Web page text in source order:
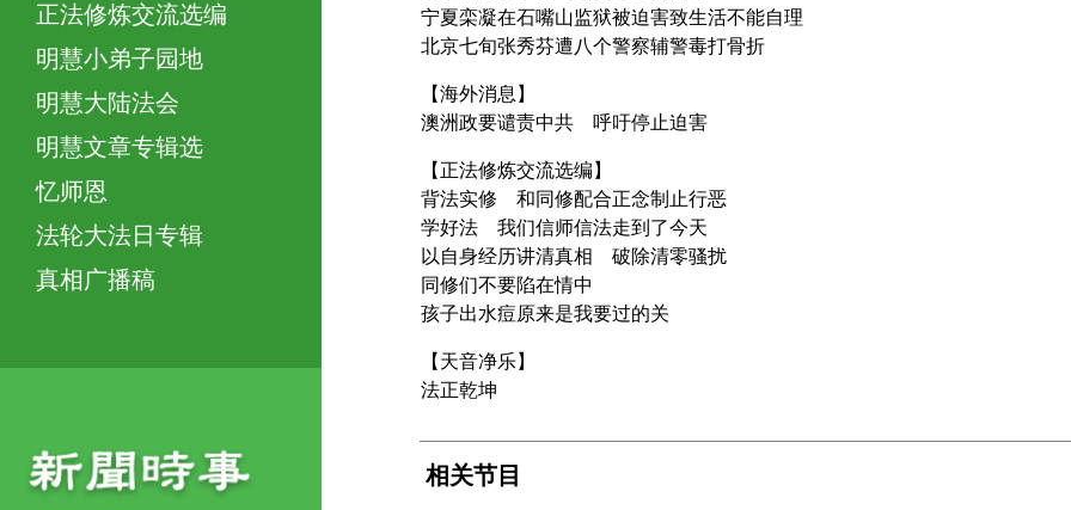
正法修炼交流选编
明慧小弟子园地
明慧大陆法会
明慧文章专辑选
忆师恩
法轮大法日专辑
真相广播稿
宁夏栾凝在石嘴山监狱被迫害致生活不能自理
北京七旬张秀芬遭八个警察辅警毒打骨折
【海外消息】
澳洲政要谴责中共 呼吁停止迫害
【正法修炼交流选编】
背法实修 和同修配合正念制止行恶
学好法 我们信师信法走到了今天
以自身经历讲清真相 破除清零骚扰
同修们不要陷在情中
孩子出水痘原来是我要过的关
【天音净乐】
法正乾坤
相关节目